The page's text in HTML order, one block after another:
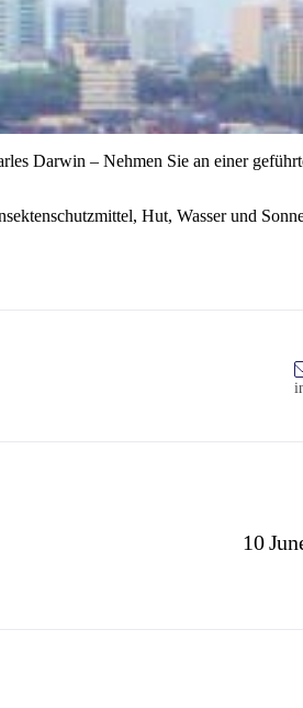
Darwin – Nehmen Sie an einer
Hut, Wasser und
10